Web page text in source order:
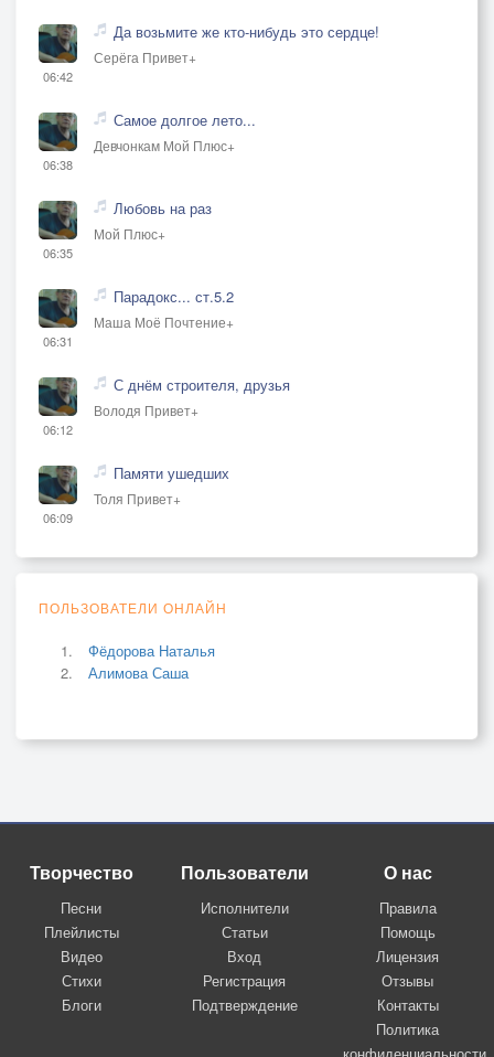
06:42
Да возьмите же кто-нибудь это сердце!
Серёга Привет+
06:38
Самое долгое лето...
Девчонкам Мой Плюс+
06:35
Любовь на раз
Мой Плюс+
06:31
Парадокс... ст.5.2
Маша Моё Почтение+
06:12
С днём строителя, друзья
Володя Привет+
06:09
Памяти ушедших
Толя Привет+
ПОЛЬЗОВАТЕЛИ ОНЛАЙН
Фёдорова Наталья
Алимова Саша
Творчество
Песни
Плейлисты
Видео
Стихи
Блоги
Пользователи
Исполнители
Статьи
Вход
Регистрация
Подтверждение
О нас
Правила
Помощь
Лицензия
Отзывы
Контакты
Политика